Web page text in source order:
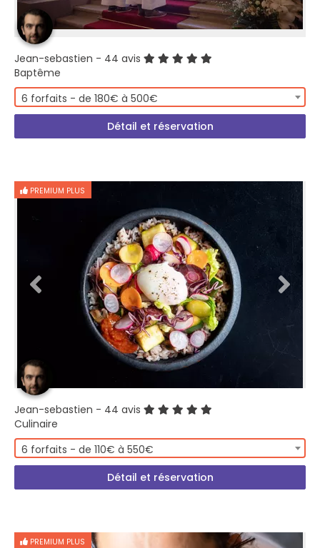
Jean-sebastien - 44 avis
Baptême
6 forfaits - de 180€ à 500€
Détail et réservation
PREMIUM PLUS
Jean-sebastien - 44 avis
Culinaire
6 forfaits - de 110€ à 550€
Détail et réservation
PREMIUM PLUS